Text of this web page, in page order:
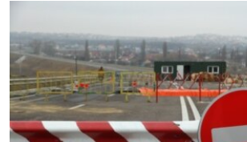
СВІТ
КИТАЙ.ВИКЛИКИ
МУЛЬТИМЕДІА
ФОТО
СПЕЦПРОЄКТИ